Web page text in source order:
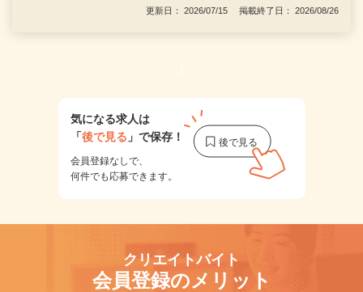
更新日： 2026/07/15 掲載終了日： 2026/08/26
1
気になる求人は
「後で見る 」で保存！
会員登録なしで、
何件でも応募できます。
クリエイトバイト
会員登録のメリット